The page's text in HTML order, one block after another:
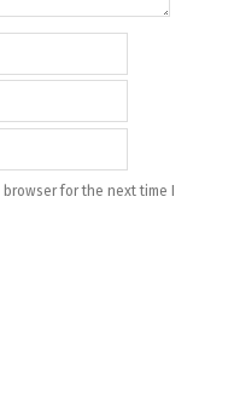
for the next time I